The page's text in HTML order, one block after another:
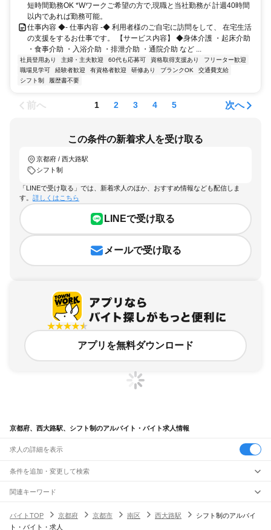
短時間勤務OK *Wワークご希望の方で,現職と当社勤務が 計週40時間
以内であれば勤務可能。
仕事内容 ◆- 仕事内容 -◆ 利用者様のご自宅に訪問をして、 在宅生活
の支援をするお仕事です。 【サービス内容】 ◆身体介護 ・起床介助
・食事介助 ・入浴介助 ・排泄介助 ・通院介助 など ...
社員登用あり 主婦・主夫歓迎 60代も応募可 資格取得支援あり
フリーター歓迎
職場見学可
経験者歓迎 有資格者歓迎 研修あり ブランクOK
交通費支給
シフト制
履歴書不要
前へ 1 2 3 4 5 次へ
この条件の新着求人を受け取る
京都府 / 西大路駅
シフト制
「LINEで受け取る」では、新着求人のほか、おすすめ情報なども配信しま
す。 詳しくはこちら
LINEで受け取る
メールで受け取る
アプリを無料ダウンロード
京都府、西大路駅、シフト制のアルバイト・バイト求人情報
求人の詳細を表示
条件を追加・変更して検索
市区町村を追加・変更
京都府すべて
京都市 すべて
駅を追加・変更
関連キーワード
バイトTOP
京都府 京都市 南区 西大路駅
シフト制のアルバイ
ト・バイト・求人